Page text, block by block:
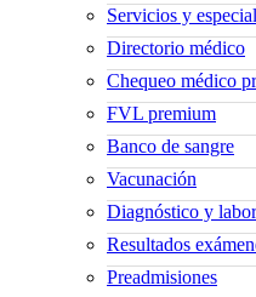
Servicios y
Directorio médico
Chequeo médico
FVL premium
Banco de sangre
Vacunación
Diagnóstico y
Resultados
Preadmisiones